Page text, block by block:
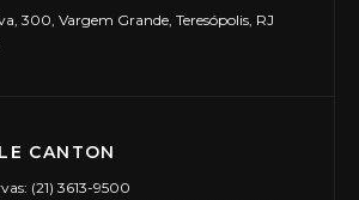
300, Vargem Grande, Teresópolis, RJ
CANTON
(21) 3613-9500